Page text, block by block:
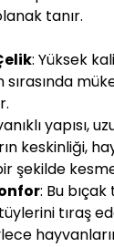
tanır.
: Yüksek
sırasında
yapısı,
keskinliği,
şekilde
: Bu
tıraş